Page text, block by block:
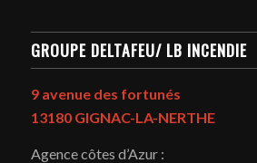
GROUPE DELTAFEU/ LB INCENDIE
9 avenue des fortunés
13180 GIGNAC-LA-NERTHE
Agence côtes d’Azur :